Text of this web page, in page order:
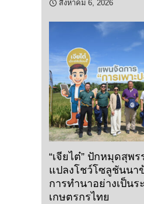
สิงหาคม 6, 2026
“เจียไต๋” ปักหมุดสุพ
แปลงโชว์โซลูชันนา
การทำนาอย่างเป็น
เกษตรกรไทย